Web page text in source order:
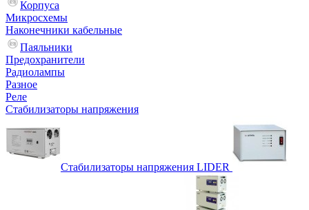
Корпуса
Микросхемы
Наконечники кабельные
Паяльники
Предохранители
Радиолампы
Разное
Реле
Стабилизаторы напряжения
Стабилизаторы напряжения LIDER